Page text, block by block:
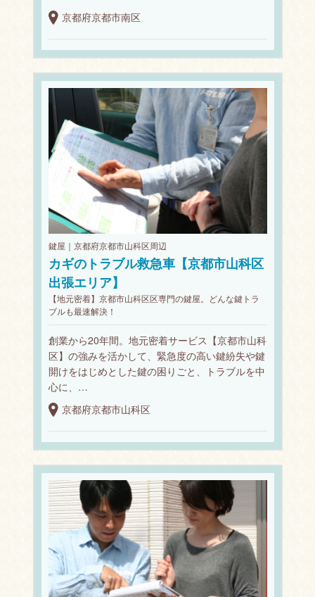
京都府京都市南区
鍵屋｜京都府京都市山科区周辺
カギのトラブル救急車【京都市山科区
出張エリア】
【地元密着】京都市山科区区専門の鍵屋。どんな鍵トラ
ブルも最速解決！
創業から20年間。地元密着サービス【京都市山科
区】の強みを活かして、緊急度の高い鍵紛失や鍵
開けをはじめとした鍵の困りごと、トラブルを中
心に、…
京都府京都市山科区